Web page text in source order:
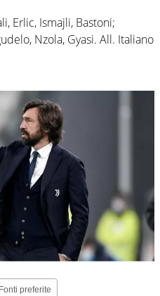
Erlic, Ismajli, Bastoni;
Nzola, Gyasi. All. Italiano
Fonti preferite